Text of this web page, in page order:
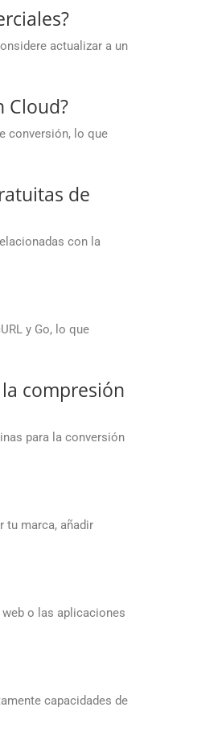
actualizar a un
Cloud?
conversión, lo que
de
con la
y Go, lo que
compresión
para la conversión
tu marca, añadir
o las aplicaciones
capacidades de